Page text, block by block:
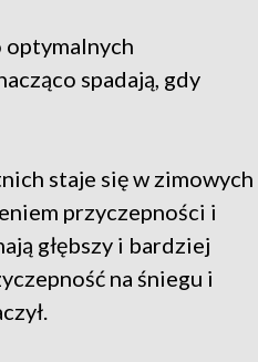
optymalnych
spadają, gdy
staje się w zimowych
przyczepności i
głębszy i bardziej
na śniegu i